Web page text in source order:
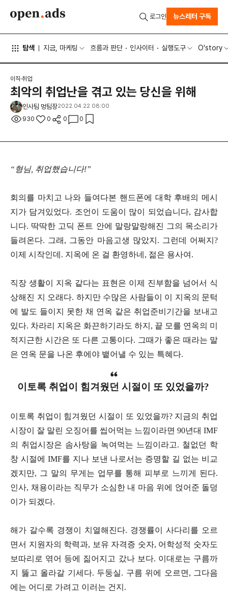
탐색 지금, 마케팅 흐름과 판단 인사이터 실행도구 O'story
로그인 뉴스레터 구독
이직·취업
최악의 취업난을 겪고 있는 당신을 위해
인사팀 멍팀장2022.04.22 08:00
930 0 0 0
“형님, 취업했습니다!”
회의를 마치고 나와 들여다본 핸드폰에 대학 후배의 메시
지가 담겨있었다. 조언이 도움이 많이 되었습니다, 감사합
니다. 딱딱한 고딕 폰트 안에 말랑말랑해진 그의 목소리가
들려온다. 그래, 그동안 마음고생 많았지. 그런데 어쩌지?
이제 시작인데. 지옥에 온 걸 환영하네, 젊은 용사여.
직장 생활이 지옥 같다는 표현은 이제 진부함을 넘어서 식
상해진 지 오래다. 하지만 수많은 사람들이 이 지옥의 문턱
에 발도 들이지 못한 채 연옥 같은 취업준비기간을 보내고
있다. 차라리 지옥은 화끈하기라도 하지, 끝 모를 연옥의 미
적지근한 시간은 또 다른 고통이다. 그때가 좋은 때라는 말
은 연옥 문을 나온 후에야 뱉어낼 수 있는 특혜다.
이토록 취업이 힘겨웠던 시절이 또 있었을까?
이토록 취업이 힘겨웠던 시절이 또 있었을까? 지금의 취업
시장이 잘 말린 오징어를 씹어먹는 느낌이라면 90년대 IMF
의 취업시장은 솜사탕을 녹여먹는 느낌이라고. 철없던 학
창 시절에 IMF를 지나 보낸 나로서는 증명할 길 없는 비교
겠지만, 그 말의 무게는 업무를 통해 피부로 느끼게 된다.
인사, 채용이라는 직무가 소심한 내 마음 위에 얹어준 돌덩
이가 되겠다.
해가 갈수록 경쟁이 치열해진다. 경쟁률이 사다리를 오르
면서 지원자의 학력과, 보유 자격증 숫자, 어학성적 숫자도
보따리로 엮어 등에 짊어지고 갔나 보다. 이대로는 구름까
지 뚫고 올라갈 기세다. 두둥실. 구름 위에 오르면, 그다음
에는 어디로 가려고 이러는 건지.